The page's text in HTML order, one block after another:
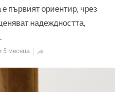
първият ориентир, чрез
надеждността,
5 месеца 